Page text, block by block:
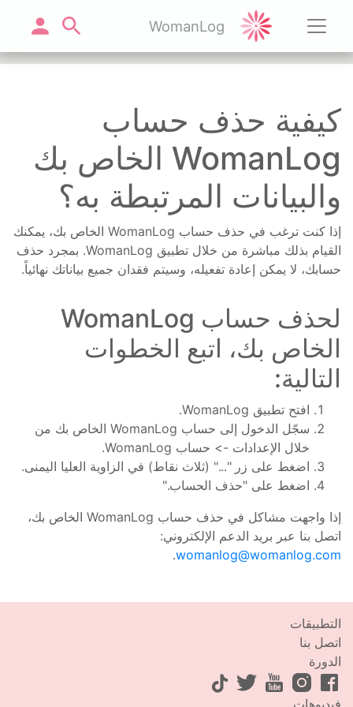
WomanLog
كيفية حذف حساب
WomanLog الخاص بك
والبيانات المرتبطة به؟
إذا كنت ترغب في حذف حساب WomanLog الخاص بك، يمكنك
القيام بذلك مباشرة من خلال تطبيق WomanLog. بمجرد حذف
حسابك، لا يمكن إعادة تفعيله، وسيتم فقدان جميع بياناتك نهائياً.
لحذف حساب WomanLog
الخاص بك، اتبع الخطوات
التالية:
افتح تطبيق WomanLog.
سجّل الدخول إلى حساب WomanLog الخاص بك من
خلال الإعدادات -> حساب WomanLog.
اضغط على زر "..." (ثلاث نقاط) في الزاوية العليا اليمنى.
اضغط على "حذف الحساب."
إذا واجهت مشاكل في حذف حساب WomanLog الخاص بك،
اتصل بنا عبر بريد الدعم الإلكتروني:
womanlog@womanlog.com
.
فيديوهات
التطبيقات
اتصل بنا
الدورة